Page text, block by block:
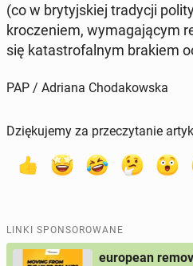
(co w bry­tyj­skiej tra­dy­cji
kro­cze­niem, wy­ma­ga­ją­cym
się ka­ta­stro­fal­nym brakiem
PAP / Adriana Chodakowska
Dziękujemy za przeczytanie
LINKI SPONSOROWANE
european